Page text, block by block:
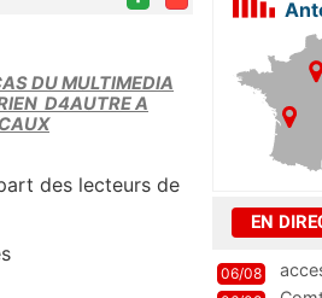
DU MULTIMEDIA
D4AUTRE A
des lecteurs de
EN
06/08